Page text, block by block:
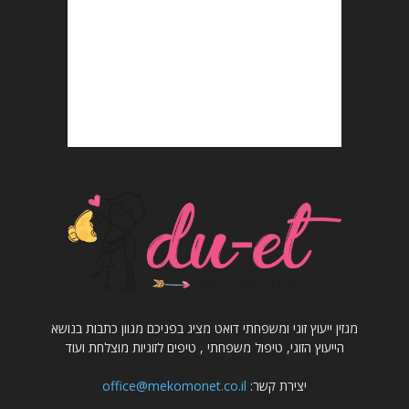
מגזין ייעוץ זוגי ומשפחתי דואט מציג בפניכם מגוון כתבות בנושא
הייעוץ הזוגי, טיפול משפחתי , טיפים לזוגיות מוצלחת ועוד
יצירת קשר: office@mekomonet.co.il